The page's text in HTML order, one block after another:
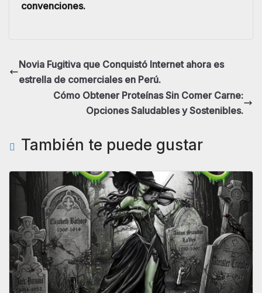
convenciones.
Novia Fugitiva que Conquistó Internet ahora es
estrella de comerciales en Perú.
Cómo Obtener Proteínas Sin Comer Carne:
Opciones Saludables y Sostenibles.
También te puede gustar